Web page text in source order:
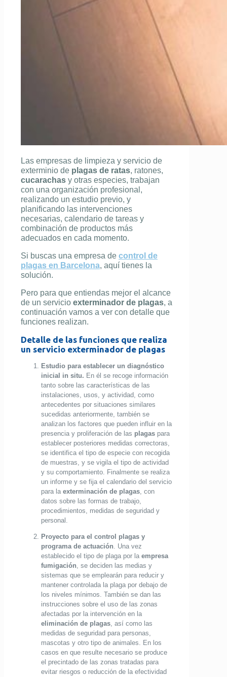
Las empresas de limpieza y servicio de
exterminio de plagas de ratas, ratones,
cucarachas y otras especies, trabajan
con una organización profesional,
realizando un estudio previo, y
planificando las intervenciones
necesarias, calendario de tareas y
combinación de productos más
adecuados en cada momento.
Si buscas una empresa de control de
plagas en Barcelona, aquí tienes la
solución.
Pero para que entiendas mejor el alcance
de un servicio exterminador de plagas, a
continuación vamos a ver con detalle que
funciones realizan.
Detalle de las funciones que realiza
un servicio exterminador de plagas
Estudio para establecer un diagnóstico
inicial in situ. En él se recoge información
tanto sobre las características de las
instalaciones, usos, y actividad, como
antecedentes por situaciones similares
sucedidas anteriormente, también se
analizan los factores que pueden influir en la
presencia y proliferación de las plagas para
establecer posteriores medidas correctoras,
se identifica el tipo de especie con recogida
de muestras, y se vigila el tipo de actividad
y su comportamiento. Finalmente se realiza
un informe y se fija el calendario del servicio
para la exterminación de plagas, con
datos sobre las formas de trabajo,
procedimientos, medidas de seguridad y
personal.
Proyecto para el control plagas y
programa de actuación. Una vez
establecido el tipo de plaga por la empresa
fumigación, se deciden las medias y
sistemas que se emplearán para reducir y
mantener controlada la plaga por debajo de
los niveles mínimos. También se dan las
instrucciones sobre el uso de las zonas
afectadas por la intervención en la
eliminación de plagas, así como las
medidas de seguridad para personas,
mascotas y otro tipo de animales. En los
casos en que resulte necesario se produce
el precintado de las zonas tratadas para
evitar riesgos o reducción de la efectividad